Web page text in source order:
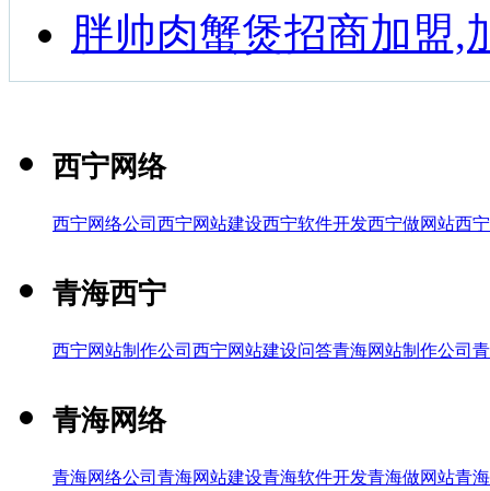
胖帅肉蟹煲招商加盟,
西宁网络
西宁网络公司 西宁网站建设西宁软件开发西宁做网站西
青海西宁
西宁网站制作公司 西宁网站建设问答青海网站制作公司
青海网络
青海网络公司 青海网站建设青海软件开发青海做网站青